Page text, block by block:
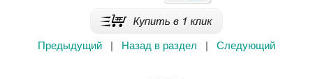
Предыдущий | Назад в раздел | Следующий